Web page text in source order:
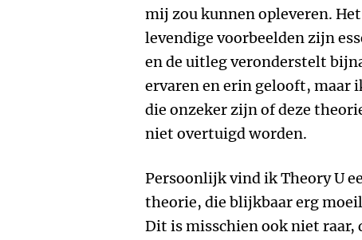
mij zou kunnen opleveren.
levendige voorbeelden zijn
en de uitleg veronderstelt
ervaren en erin gelooft, maar
die onzeker zijn of deze
niet overtuigd worden.
Persoonlijk vind ik Theory U
theorie, die blijkbaar erg
Dit is misschien ook niet raar,